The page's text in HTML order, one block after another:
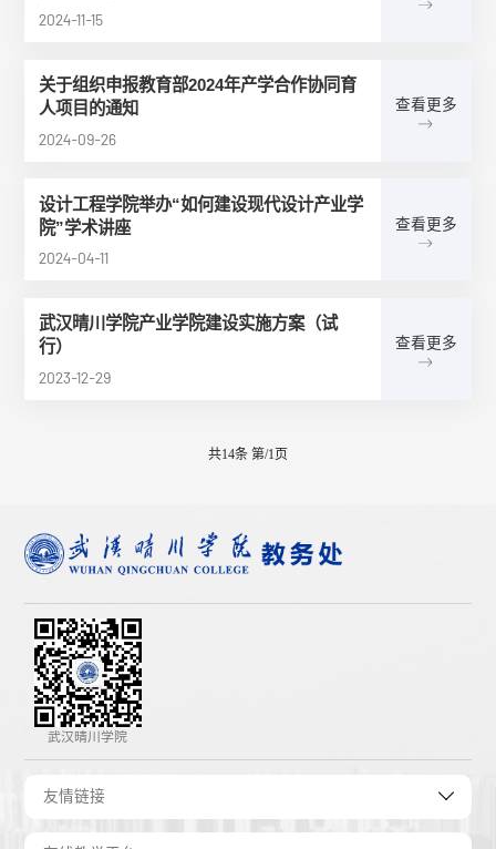
2024-11-15
关于组织申报教育部2024年产学合作协同育
人项目的通知
2024-09-26
查看更多
设计工程学院举办“如何建设现代设计产业学
院”学术讲座
2024-04-11
查看更多
武汉晴川学院产业学院建设实施方案（试
行）
2023-12-29
查看更多
共14条 第/1页
武汉晴川学院
友情链接